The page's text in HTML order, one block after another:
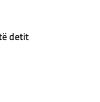
detit